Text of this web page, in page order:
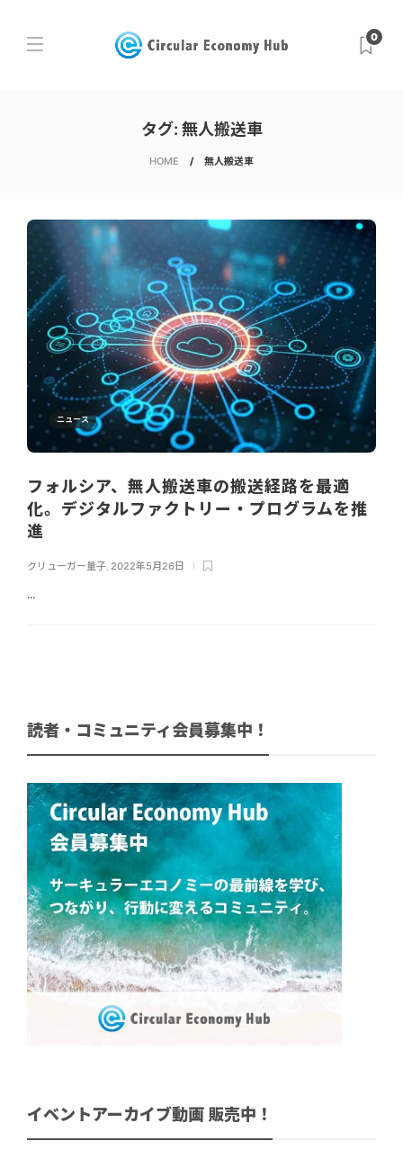
0
タグ: 無人搬送車
HOME 無人搬送車
ニュース
フォルシア、無人搬送車の搬送経路を最適
化。デジタルファクトリー・プログラムを推
進
クリューガー量子 2022年5月26日
...
読者・コミュニティ会員募集中！
イベントアーカイブ動画 販売中！